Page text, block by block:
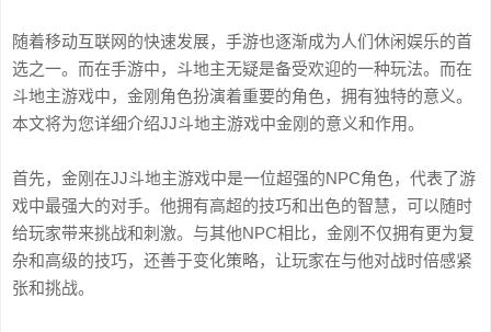
随着移动互联网的快速发展，手游也逐渐成为人们休闲娱乐的首
选之一。而在手游中，斗地主无疑是备受欢迎的一种玩法。而在
斗地主游戏中，金刚角色扮演着重要的角色，拥有独特的意义。
本文将为您详细介绍JJ斗地主游戏中金刚的意义和作用。
首先，金刚在JJ斗地主游戏中是一位超强的NPC角色，代表了游
戏中最强大的对手。他拥有高超的技巧和出色的智慧，可以随时
给玩家带来挑战和刺激。与其他NPC相比，金刚不仅拥有更为复
杂和高级的技巧，还善于变化策略，让玩家在与他对战时倍感紧
张和挑战。